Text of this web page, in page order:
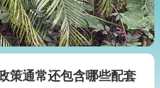
策通常还包含哪些配套